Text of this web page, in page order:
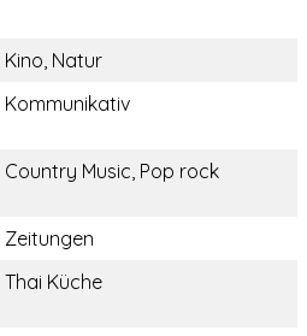
Kino, Natur
Kommunikativ
Country Music, Pop rock
Zeitungen
Thai Küche